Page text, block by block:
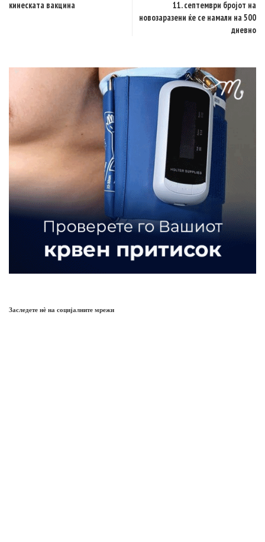
кинеската вакцина
11. септември бројот на
новозаразени ќе се намали на 500
дневно
Заследете нѐ на социјалните мрежи